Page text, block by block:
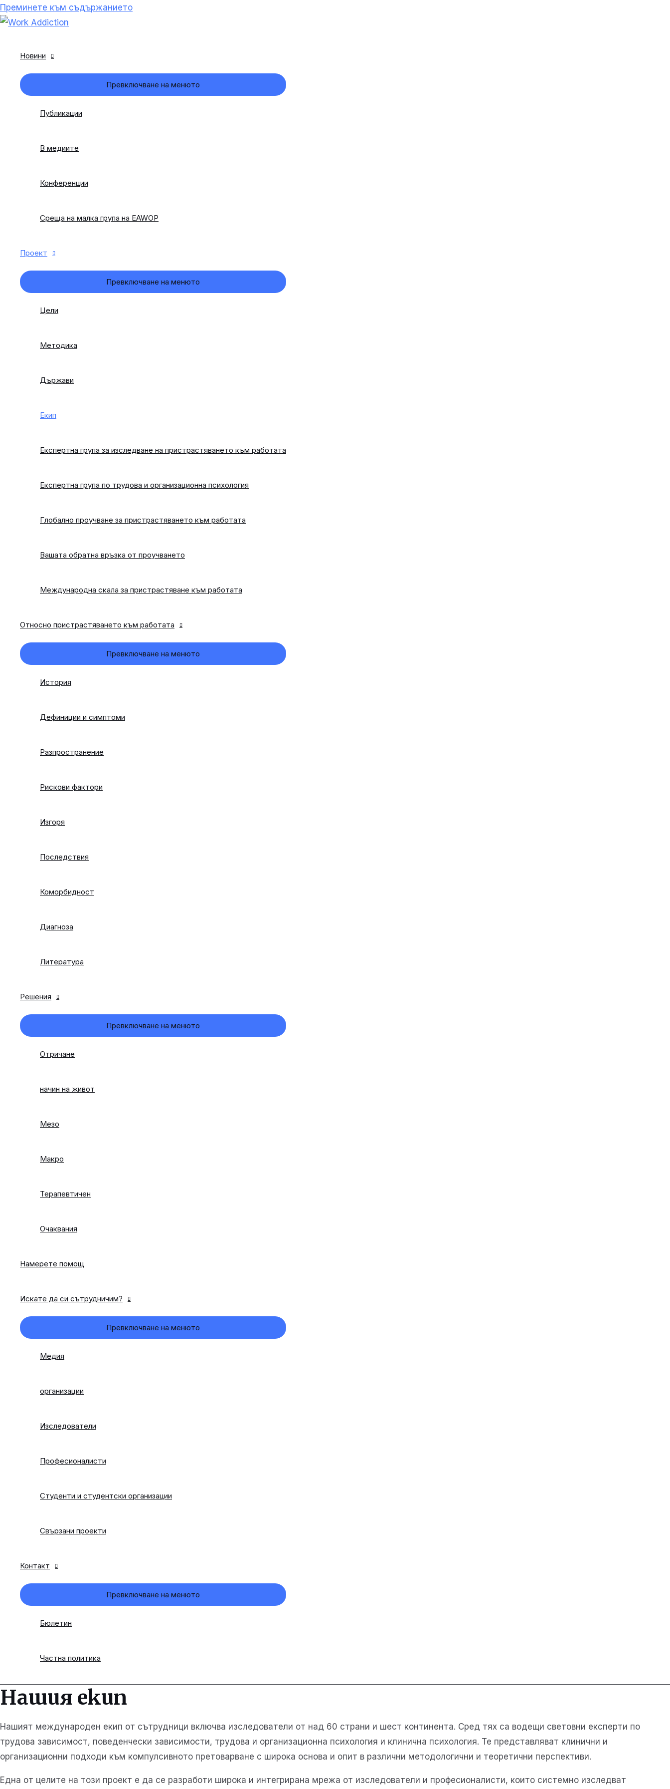
Преминете към съдържанието
Новини
Превключване на менюто
Публикации
В медиите
Конференции
Среща на малка група на EAWOP
Проект
Превключване на менюто
Цели
Методика
Държави
Екип
Експертна група за изследване на пристрастяването към работата
Експертна група по трудова и организационна психология
Глобално проучване за пристрастяването към работата
Вашата обратна връзка от проучването
Международна скала за пристрастяване към работата
Относно пристрастяването към работата
Превключване на менюто
История
Дефиниции и симптоми
Разпространение
Рискови фактори
Изгоря
Последствия
Коморбидност
Диагноза
Литература
Решения
Превключване на менюто
Отричане
начин на живот
Мезо
Макро
Терапевтичен
Очаквания
Намерете помощ
Искате да си сътрудничим?
Превключване на менюто
Медия
организации
Изследователи
Професионалисти
Студенти и студентски организации
Свързани проекти
Контакт
Превключване на менюто
Бюлетин
Частна политика
Нашия екип
Нашият международен екип от сътрудници включва изследователи от над 60 страни и шест континента. Сред тях са водещи световни експерти по
трудова зависимост, поведенчески зависимости, трудова и организационна психология и клинична психология. Те представляват клинични и
организационни подходи към компулсивното претоварване с широка основа и опит в различни методологични и теоретични перспективи.
Една от целите на този проект е да се разработи широка и интегрирана мрежа от изследователи и професионалисти, които системно изследват